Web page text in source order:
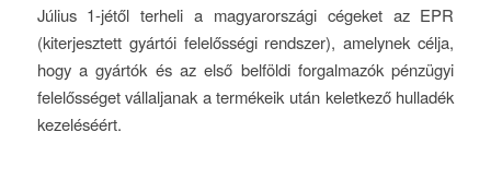
Július 1-jétől terheli a magyarországi cégeket az EPR
(kiterjesztett gyártói felelősségi rendszer), amelynek célja,
hogy a gyártók és az első belföldi forgalmazók pénzügyi
felelősséget vállaljanak a termékeik után keletkező hulladék
kezeléséért.